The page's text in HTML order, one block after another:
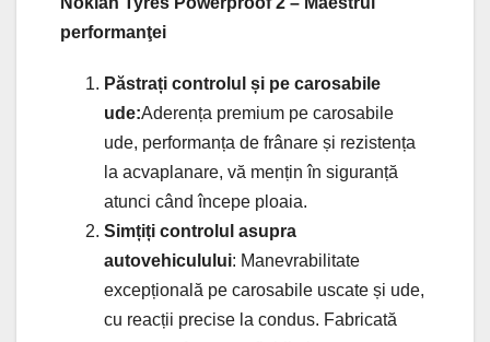
performanţei
Păstrați controlul și pe carosabile
ude:Aderența premium pe carosabile
ude, performanța de frânare și rezistența
la acvaplanare, vă mențin în siguranță
atunci când începe ploaia.
Simțiți controlul asupra
autovehiculului: Manevrabilitate
excepțională pe carosabile uscate și ude,
cu reacții precise la condus. Fabricată